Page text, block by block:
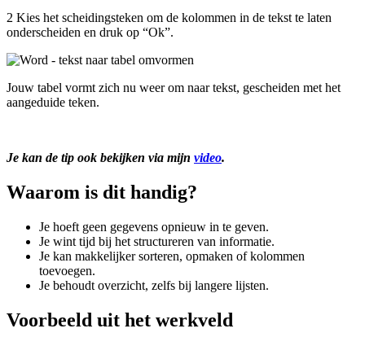
2 Kies het scheidingsteken om de kolommen in de tekst te laten
onderscheiden en druk op “Ok”.
Afbeelding
Jouw tabel vormt zich nu weer om naar tekst, gescheiden met het
aangeduide teken.
Je kan de tip ook bekijken via mijn video.
Waarom is dit handig?
Je hoeft geen gegevens opnieuw in te geven.
Je wint tijd bij het structureren van informatie.
Je kan makkelijker sorteren, opmaken of kolommen
toevoegen.
Je behoudt overzicht, zelfs bij langere lijsten.
Voorbeeld uit het werkveld